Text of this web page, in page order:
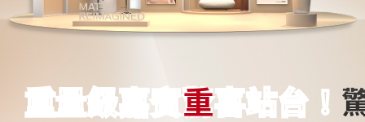
重量級嘉賓驚喜站台！